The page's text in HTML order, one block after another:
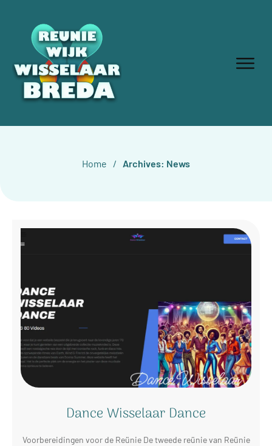
Home / Archives: News
Dance Wisselaar Dance
Voorbereidingen voor de Reünie De tweede reünie van Reünie